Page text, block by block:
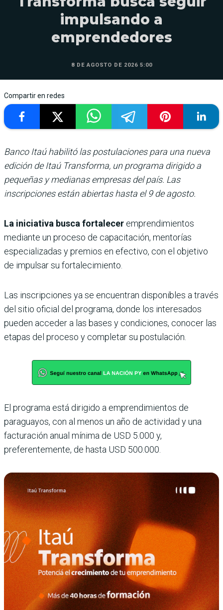
impulsando a
emprendedores
8 DE AGOSTO DE 2026 5:00
Compartir en redes
Banco Itaú habilitó las postulaciones para una nueva
edición de Itaú Transforma, un programa dirigido a
pequeñas y medianas empresas del país. Las
inscripciones están abiertas hasta el 9 de agosto.
La iniciativa busca fortalecer emprendimientos
mediante un proceso de capacitación, mentorías
especializadas y premios en efectivo, con el objetivo
de impulsar su fortalecimiento.
Las inscripciones ya se encuentran disponibles a través
del sitio oficial del programa, donde los interesados
pueden acceder a las bases y condiciones, conocer las
etapas del proceso y completar su postulación.
El programa está dirigido a emprendimientos de
paraguayos, con al menos un año de actividad y una
facturación anual mínima de USD 5.000 y,
preferentemente, de hasta USD 500.000.